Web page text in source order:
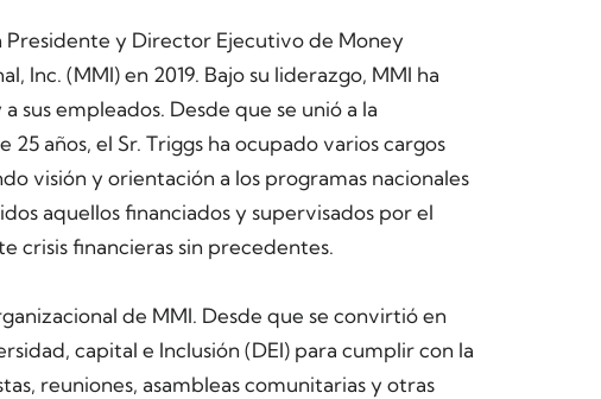
Presidente y Director Ejecutivo de Money
Inc. (MMI) en 2019. Bajo su liderazgo, MMI ha
sus empleados. Desde que se unió a la
25 años, el Sr. Triggs ha ocupado varios cargos
visión y orientación a los programas nacionales
aquellos financiados y supervisados por el
crisis financieras sin precedentes.
de MMI. Desde que se convirtió en
capital e Inclusión (DEI) para cumplir con la
reuniones, asambleas comunitarias y otras